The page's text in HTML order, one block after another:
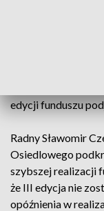
edycji funduszu
Radny Sławomir
Osiedlowego
szybszej realizacji
że III edycja nie
opóźnienia w